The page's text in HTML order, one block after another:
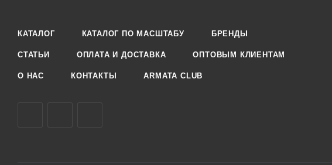
КАТАЛОГ КАТАЛОГ ПО МАСШТАБУ БРЕНДЫ
СТАТЬИ ОПЛАТА И ДОСТАВКА ОПТОВЫМ КЛИЕНТАМ
О НАС КОНТАКТЫ ARMATA CLUB